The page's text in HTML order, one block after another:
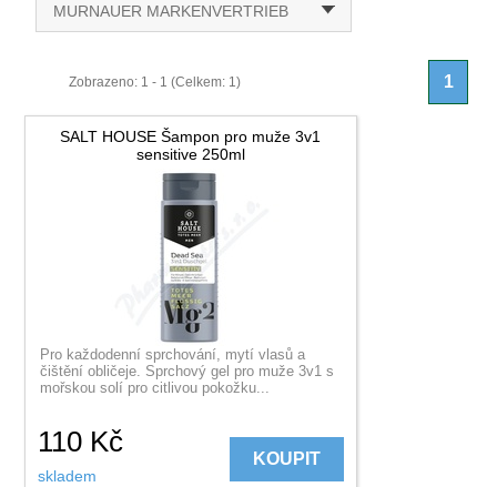
MURNAUER MARKENVERTRIEB
Zobrazeno: 1 - 1 (Celkem: 1) 1
SALT HOUSE Šampon pro muže 3v1
sensitive 250ml
Pro každodenní sprchování, mytí vlasů a
čištění obličeje. Sprchový gel pro muže 3v1 s
mořskou solí pro citlivou pokožku...
110 Kč
skladem
KOUPIT